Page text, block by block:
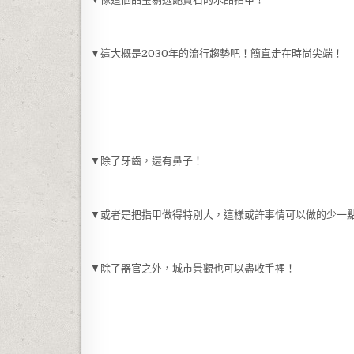
▼這大概是2030年的流行趨勢吧！簡直走在時尚尖端！
▼除了牙齒，還有鼻子！
▼或者是把指甲做得特別大，這樣或許事情可以做的少一
▼除了器官之外，城市景觀也可以盡收手裡！